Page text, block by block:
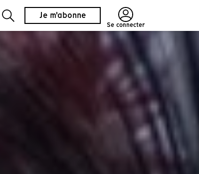
Je m'abonne
Se connecter